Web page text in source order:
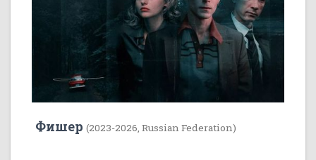
Фишер (2023-2026, Russian Federation)